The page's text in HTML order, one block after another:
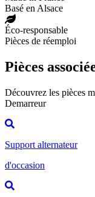
Basé en Alsace
Éco-responsable
Pièces de réemploi
Pièces
Découvrez les pièces
Demarreur
Support alternateur
d'occasion